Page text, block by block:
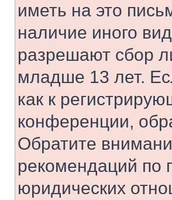
иметь на это
наличие иного
разрешают сбор
младше 13 лет.
как к
конференции,
Обратите
рекомендаций по
юридических